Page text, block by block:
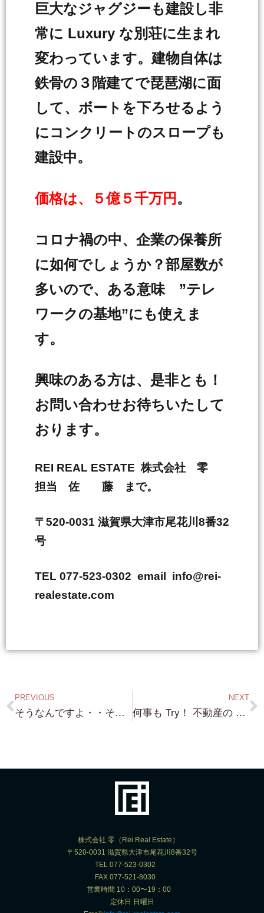
巨大なジャグジーも建設し非
常に Luxury な別荘に生まれ
変わっています。建物自体は
鉄骨の３階建てで琵琶湖に面
して、ボートを下ろせるよう
にコンクリートのスロープも
建設中。
価格は、５億５千万円 。
コロナ禍の中、企業の保養所
に如何でしょうか？部屋数が
多いので、ある意味 ”テレ
ワークの基地”にも使えま
す。
興味のある方は、是非とも！
お問い合わせお待ちいたして
おります。
REI REAL ESTATE 株式会社 零
担当 佐 藤 まで。
〒520-0031 滋賀県大津市尾花川8番32
号
TEL 077-523-0302 email info@rei-
realestate.com
PREVIOUS
そうなんですよ・・そのなかなか無い！を 見つけるのが 私の仕事なので（笑）琵琶湖浜付き・琵琶湖砂浜に面してる土地・琵琶湖桟橋付き
NEXT
何事も Try！ 不動産の オンライン・セール これ私の基本コンセプト ”他人と同じ事しかしなかったら 同じ結果しか生まない”
株式会社 零（Rei Real Estate）
〒520-0031 滋賀県大津市尾花川8番32号
TEL 077-523-0302
FAX 077-521-8030
営業時間 10：00〜19：00
定休日 日曜日